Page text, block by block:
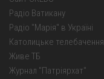
Радіо Ватикану
Радіо "Марія" в Україні
Католицьке телебачення
Живе ТБ
Журнал "Патріярхат"